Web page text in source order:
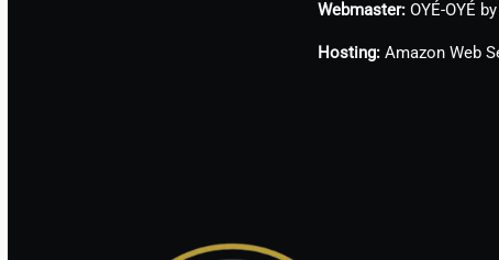
Webmaster:OYÉ-OYÉ
Hosting:Amazon Web